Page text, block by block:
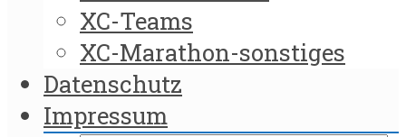
XC-Teams
XC-Marathon-sonstiges
Datenschutz
Impressum